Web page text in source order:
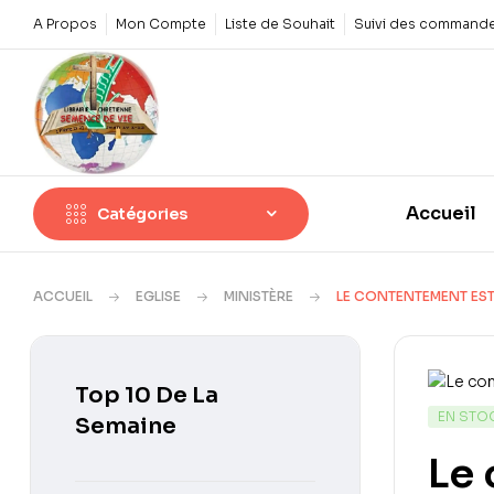
A Propos Mon Compte Liste de Souhait Suivi des
Catégories Accueil
ACCUEIL EGLISE MINISTÈRE LE CONTENTEMENT
EN
Le
Top 10 De La
Semaine